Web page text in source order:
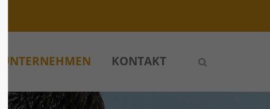
Der Eintrag "offcanvas-col4" existiert
UNTERNEHMEN KONTAKT